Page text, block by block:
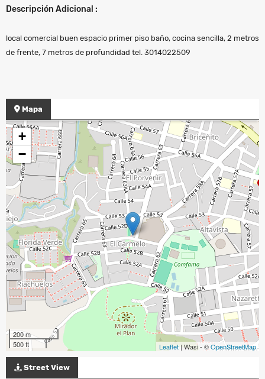
Descripción Adicional :
local comercial buen espacio primer piso baño, cocina sencilla, 2 metros
de frente, 7 metros de profundidad tel. 3014022509
Mapa
+
−
200 m
500 ft
Leaflet | Wasi - ©OpenStreetMap
Street View